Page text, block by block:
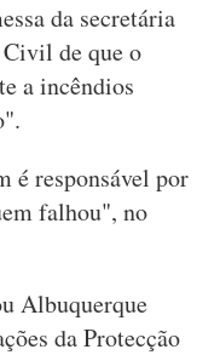
da secretária
Civil de que o
a incêndios
é responsável por
falhou", no
Albuquerque
da Protecção